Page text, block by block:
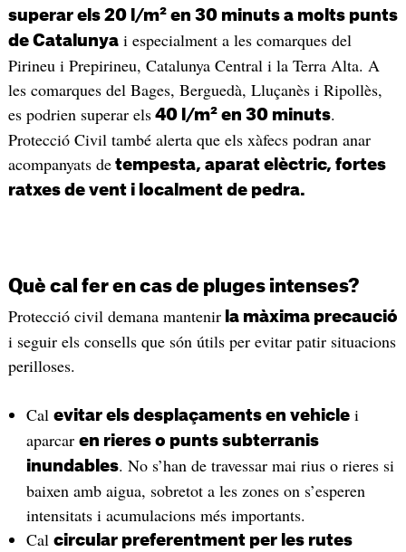
superar els 20 l/m² en 30 minuts a molts punts
de Catalunyai especialment a les comarques del
Pirineu i Prepirineu, Catalunya Central i la Terra Alta. A
les comarques del Bages, Berguedà, Lluçanès i Ripollès,
es podrien superar els40 l/m² en 30 minuts.
Protecció Civil també alerta que els xàfecs podran anar
acompanyats detempesta, aparat elèctric, fortes
ratxes de vent i localment de pedra.
Què cal fer en cas de pluges intenses?
Protecció civil demana mantenirla màxima precaució
i seguir els consells que són útils per evitar patir situacions
perilloses.
Cal evitar els desplaçaments en vehiclei
aparcar en rieres o punts subterranis
inundables. No s’han de travessar mai rius o rieres si
baixen amb aigua, sobretot a les zones on s’esperen
intensitats i acumulacions més importants.
Cal circular preferentment per les rutes